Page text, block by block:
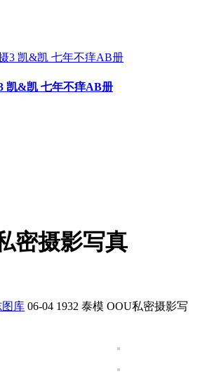
凯&凯 七年不痒AB册
密摄影写真
库 06-04 1932 泰模 OOU私密摄影写